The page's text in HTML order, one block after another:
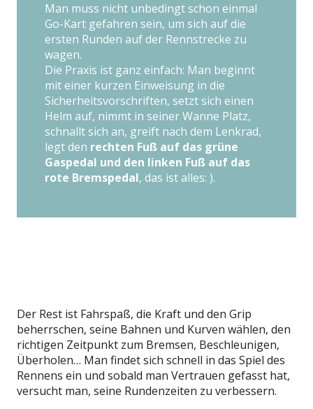
Man muss nicht unbedingt schon einmal
Go-Kart gefahren sein, um sich auf die
ersten Runden auf der Rennstrecke zu
wagen.
Die Praxis ist ganz einfach: Man beginnt
mit einer kurzen Einweisung in die
Sicherheitsvorschriften, setzt sich einen
Helm auf, nimmt in seiner Wanne Platz,
schnallt sich an, greift nach dem Lenkrad,
legt den rechten Fuß auf das grüne
Gaspedal und den linken Fuß auf das
rote Bremspedal, das ist alles: ).
Der Rest ist Fahrspaß, die Kraft und den Grip
beherrschen, seine Bahnen und Kurven wählen, den
richtigen Zeitpunkt zum Bremsen, Beschleunigen,
Überholen… Man findet sich schnell in das Spiel des
Rennens ein und sobald man Vertrauen gefasst hat,
versucht man, seine Rundenzeiten zu verbessern.